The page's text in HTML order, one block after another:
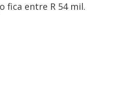
fica entre R 54 mil.